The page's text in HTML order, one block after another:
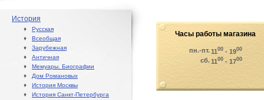
История
♦ Русская
♦ Всеобщая
♦ Зарубежная
♦ Античная
♦ Мемуары. Биографии
♦ Дом Романовых
♦ История Москвы
♦ История Санкт-Петербурга
Часы работы магазина
пн.-пт.1100 - 1900
сб.1100 - 1700